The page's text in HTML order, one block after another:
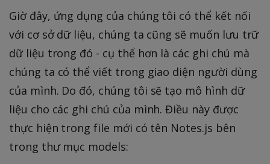
Giờ đây, ứng dụng của chúng tôi có thể kết nối
với cơ sở dữ liệu, chúng ta cũng sẽ muốn lưu trữ
dữ liệu trong đó - cụ thể hơn là các ghi chú mà
chúng ta có thể viết trong giao diện người dùng
của mình. Do đó, chúng tôi sẽ tạo mô hình dữ
liệu cho các ghi chú của mình. Điều này được
thực hiện trong file mới có tên Notes.js bên
trong thư mục models: